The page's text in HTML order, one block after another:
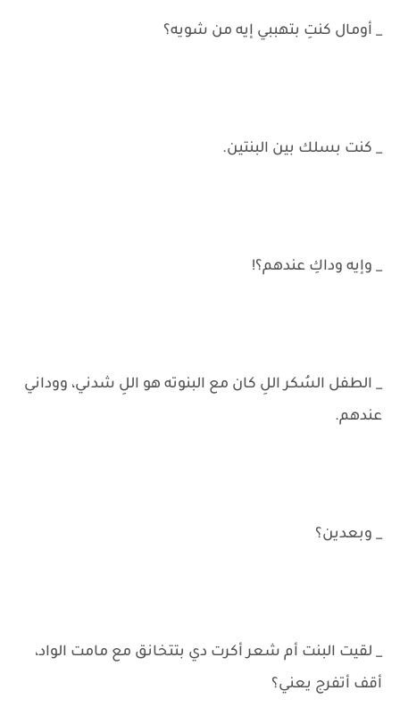
_ أومال كنتِ بتهببي إيه من شويه؟
_ كنت بسلك بين البنتين.
_ وإيه وداكِ عندهم؟!
_ الطفل السُكر اللِ كان مع البنوته هو اللِ شدني، ووداني
عندهم.
_ وبعدين؟
_ لقيت البنت أم شعر أكرت دي بتتخانق مع مامت الواد،
أقف أتفرج يعني؟